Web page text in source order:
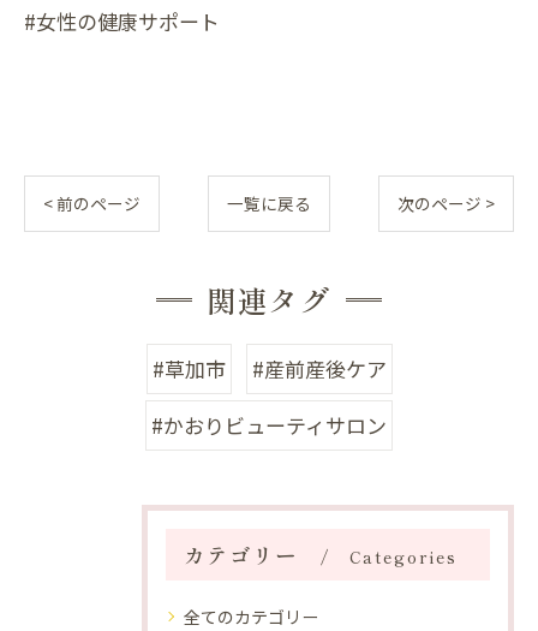
#女性の健康サポート
< 前のページ 一覧に戻る 次のページ >
関連タグ
#草加市
#産前産後ケア
#かおりビューティサロン
カテゴリー Categories
全てのカテゴリー